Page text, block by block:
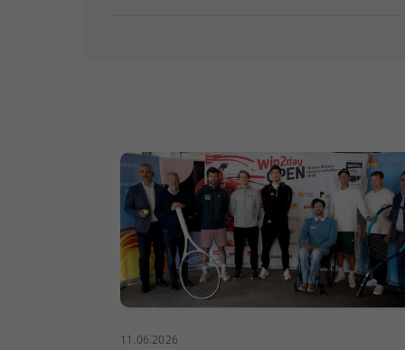
11.06.2026